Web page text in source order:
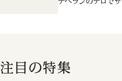
注目の特集